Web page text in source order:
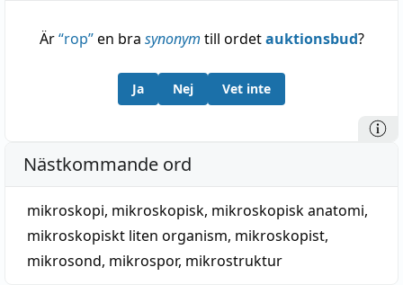
Är“rop”en bra synonym till ordetauktionsbud?
Ja Nej Vet inte
Nästkommande ord
mikroskopi, mikroskopisk, mikroskopisk anatomi,
mikroskopiskt liten organism, mikroskopist,
mikrosond, mikrospor, mikrostruktur